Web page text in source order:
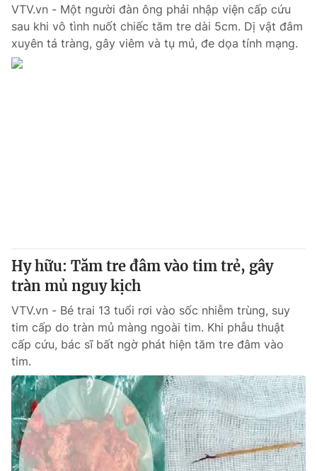
Hậu trường
Nhân vật
Khán giả
Điện ảnh
Âm nhạc
Đời sống
Du lịch
Giáo dục
Chuyên mục khác
Emagazine Podcast
Photo Infographic
Video
VTV Money VTV Thể thao
VTV Sức khoẻ Bất động sản
VTV.vn - Một người đàn ông phải nhập viện cấp cứu
sau khi vô tình nuốt chiếc tăm tre dài 5cm. Dị vật đâm
xuyên tá tràng, gây viêm và tụ mủ, đe dọa tính mạng.
Hy hữu: Tăm tre đâm vào tim trẻ, gây
tràn mủ nguy kịch
VTV.vn - Bé trai 13 tuổi rơi vào sốc nhiễm trùng, suy
tim cấp do tràn mủ màng ngoài tim. Khi phẫu thuật
cấp cứu, bác sĩ bất ngờ phát hiện tăm tre đâm vào
tim.